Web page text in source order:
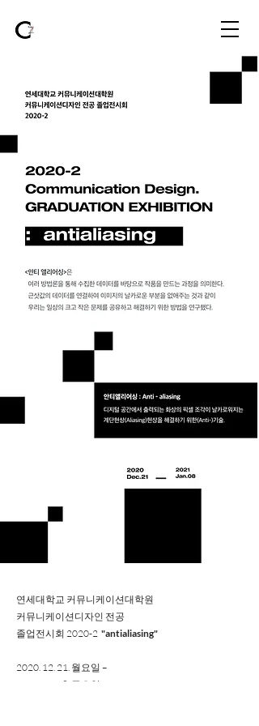
연세대학교 커뮤니케이션대학원
커뮤니케이션디자인 전공
졸업전시회 2020-2 "antialiasing"
2020. 12. 21. 월요일 –
2021. 01. 08. 금요일